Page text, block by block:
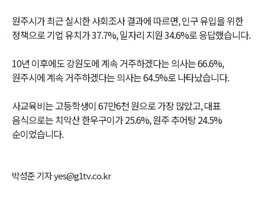
원주시가 최근 실시한 사회조사 결과에 따르면, 인구 유입을 위한
정책으로 기업 유치가 37.7%, 일자리 지원 34.6%로 응답했습니다.
10년 이후에도 강원도에 계속 거주하겠다는 의사는 66.6%,
원주시에 계속 거주하겠다는 의사는 64.5%로 나타났습니다.
사교육비는 고등학생이 67만6천 원으로 가장 많았고, 대표
음식으로는 치악산 한우구이가 25.6%, 원주 추어탕 24.5%
순이었습니다.
박성준 기자 yes@g1tv.co.kr